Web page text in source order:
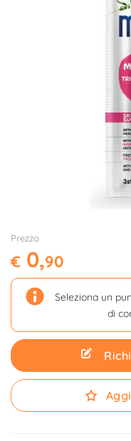
Prezzo
€ 0,90
Seleziona un
di